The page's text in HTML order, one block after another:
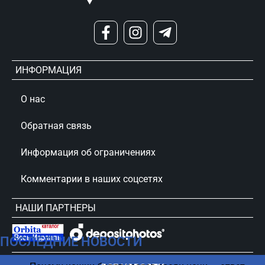
ПОСЛЕДНИЕ НОВОСТИ
ИНФОРМАЦИЯ
О нас
Обратная связь
Информация об ограничениях
Комментарии в наших соцсетях
НАШИ ПАРТНЕРЫ